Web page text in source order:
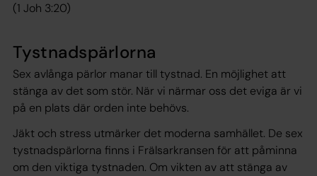
(1 Joh 3:20)
Tystnadspärlorna
Sex avlånga pärlor manar till tystnad. En möjlighet att
stänga av det som stör. När vi närmar oss det eviga är vi
på en plats där orden inte behövs.
Jäkt och stress utmärker det moderna samhället. De sex
tystnadspärlorna finns i Frälsarkransen för att påminna
om den viktiga tystnaden. Om vikten av att stänga av